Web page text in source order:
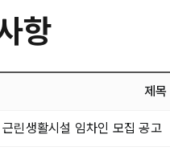
항
제목
린생활시설 임차인 모집 공고